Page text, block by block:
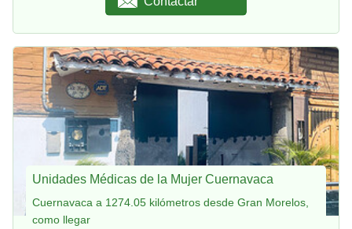
Unidades Médicas de la Mujer Cuernavaca
Cuernavaca a 1274.05 kilómetros desde Gran Morelos,
como llegar